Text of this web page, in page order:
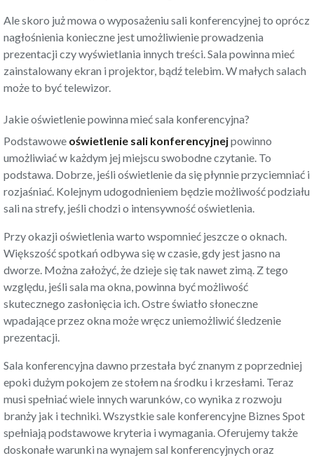
Ale skoro już mowa o wyposażeniu sali konferencyjnej to oprócz
nagłośnienia konieczne jest umożliwienie prowadzenia
prezentacji czy wyświetlania innych treści. Sala powinna mieć
zainstalowany ekran i projektor, bądź telebim. W małych salach
może to być telewizor.
Jakie oświetlenie powinna mieć sala konferencyjna?
Podstawowe oświetlenie sali konferencyjnejpowinno
umożliwiać w każdym jej miejscu swobodne czytanie. To
podstawa. Dobrze, jeśli oświetlenie da się płynnie przyciemniać i
rozjaśniać. Kolejnym udogodnieniem będzie możliwość podziału
sali na strefy, jeśli chodzi o intensywność oświetlenia.
Przy okazji oświetlenia warto wspomnieć jeszcze o oknach.
Większość spotkań odbywa się w czasie, gdy jest jasno na
dworze. Można założyć, że dzieje się tak nawet zimą. Z tego
względu, jeśli sala ma okna, powinna być możliwość
skutecznego zasłonięcia ich. Ostre światło słoneczne
wpadające przez okna może wręcz uniemożliwić śledzenie
prezentacji.
Sala konferencyjna dawno przestała być znanym z poprzedniej
epoki dużym pokojem ze stołem na środku i krzesłami. Teraz
musi spełniać wiele innych warunków, co wynika z rozwoju
branży jak i techniki. Wszystkie sale konferencyjne Biznes Spot
spełniają podstawowe kryteria i wymagania.Oferujemy także
doskonałe warunki na wynajem sal konferencyjnych oraz